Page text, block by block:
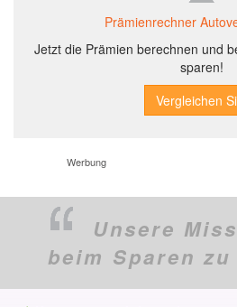
Prämienrechner
Jetzt die Prämien berechnen und
sparen!
Werbung
Unsere
beim Sparen